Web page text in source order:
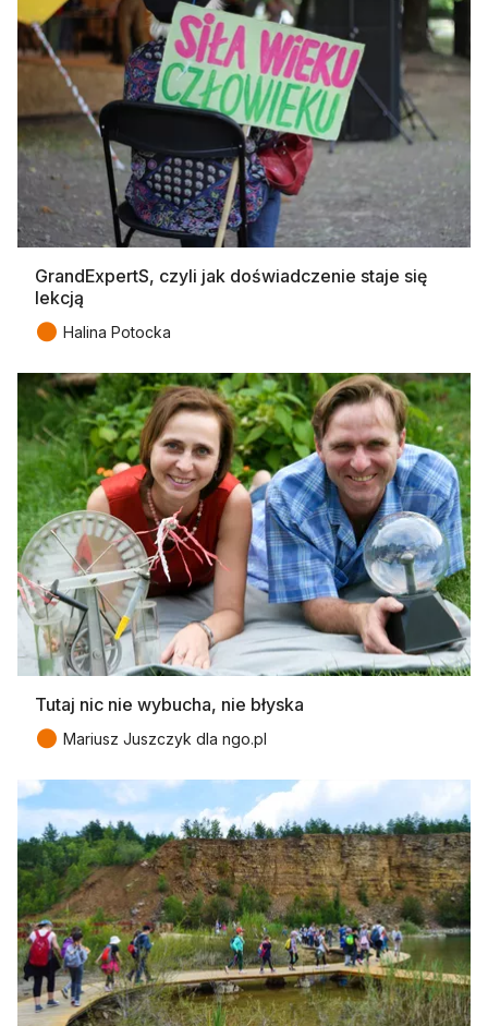
GrandExpertS, czyli jak doświadczenie staje się
lekcją
● Halina Potocka
Tutaj nic nie wybucha, nie błyska
● Mariusz Juszczyk dla ngo.pl